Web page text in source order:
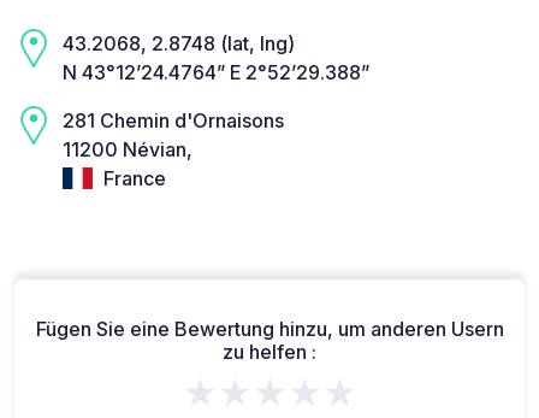
43.2068, 2.8748 (lat, lng)
N 43°12’24.4764” E 2°52’29.388”
281 Chemin d'Ornaisons
11200 Névian,
France
Fügen Sie eine Bewertung hinzu, um anderen Usern
zu helfen :
★★★★★